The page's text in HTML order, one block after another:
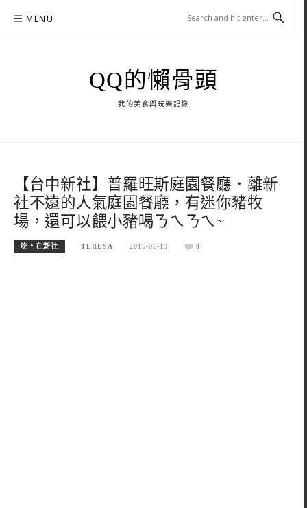
MENU
QQ的懶骨頭
我的美食與玩樂記錄
【台中新社】普羅旺斯庭園餐廳．離新
社不遠的人氣庭園餐廳，有迷你豬牧
場，還可以餵小豬喝ㄋㄟㄋㄟ~
吃。在新社 TERESA 2015-05-19 0